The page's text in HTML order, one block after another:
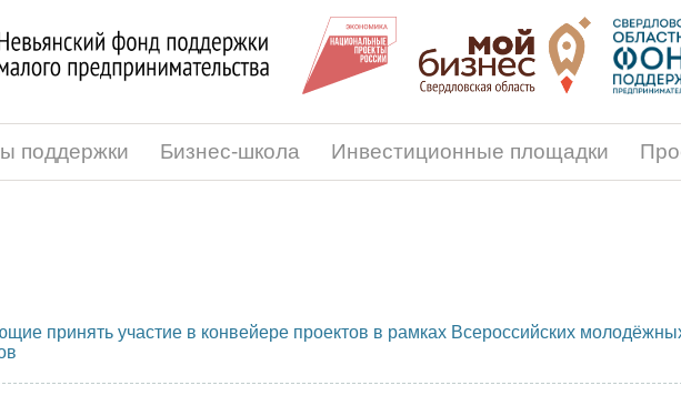
поддержки Бизнес-школа Инвестиционные площадки
принять участие в конвейере проектов в рамках Всероссийских